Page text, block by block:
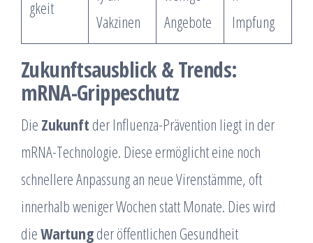
gkeit
Vakzinen
Angebote
Impfung
Zukunftsausblick & Trends:
mRNA-Grippeschutz
Die Zukunft der Influenza-Prävention liegt in der
mRNA-Technologie. Diese ermöglicht eine noch
schnellere Anpassung an neue Virenstämme, oft
innerhalb weniger Wochen statt Monate. Dies wird
dieWartungder öffentlichen Gesundheit